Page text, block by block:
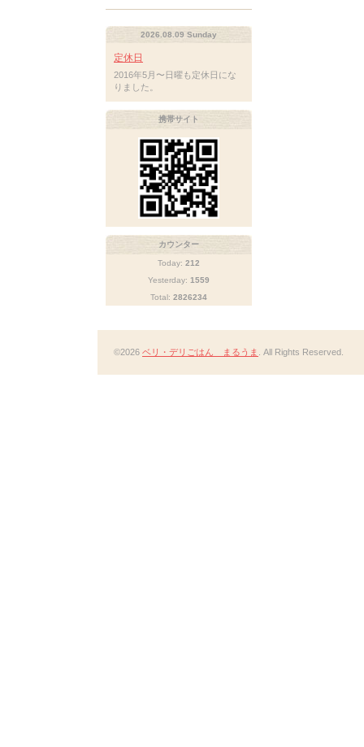
2026.08.09 Sunday
定休日
2016年5月〜日曜も定休日にな
りました。
携帯サイト
カウンター
Today: 212
Yesterday: 1559
Total: 2826234
©2026 ベリ・デリごはん まるうま . All Rights Reserved.